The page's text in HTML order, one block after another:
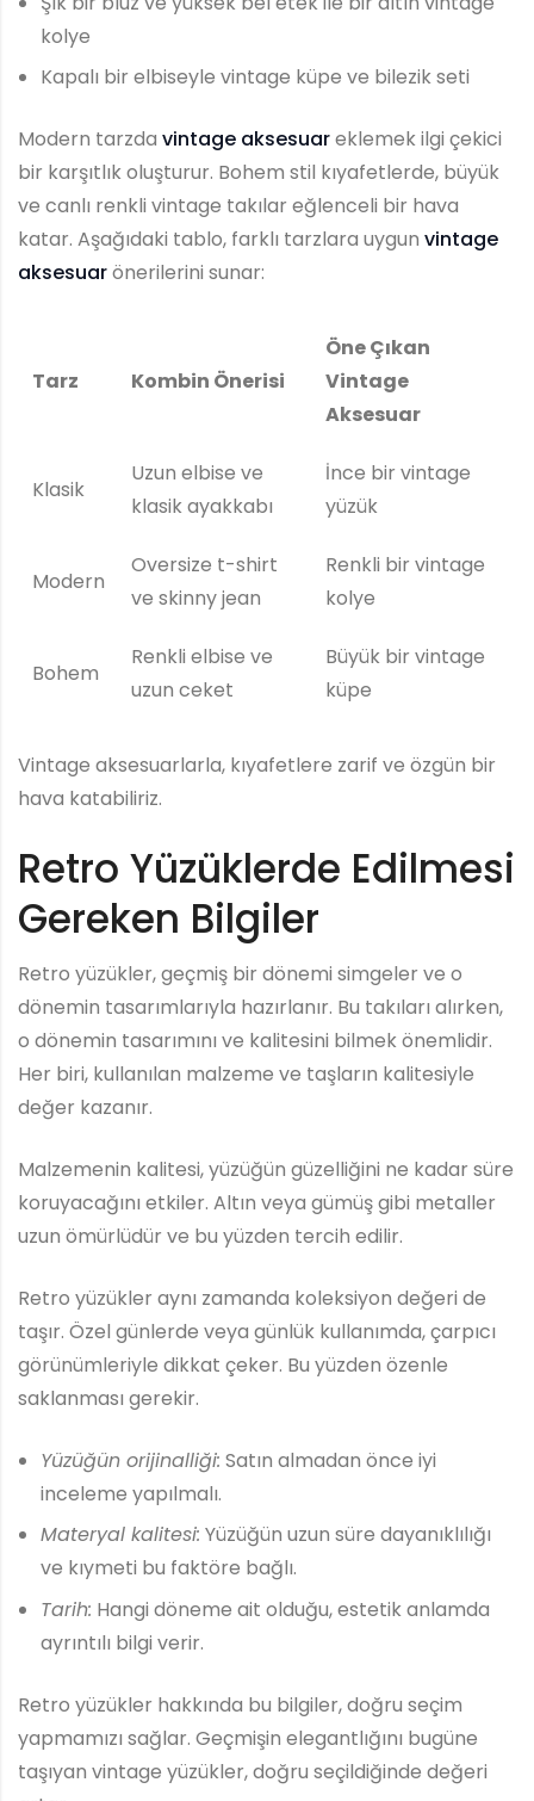
kolye
Kapalı bir elbiseyle vintage küpe ve bilezik seti
Modern tarzda vintage aksesuareklemek ilgi çekici
bir karşıtlık oluşturur. Bohem stil kıyafetlerde, büyük
ve canlı renkli vintage takılar eğlenceli bir hava
katar. Aşağıdaki tablo, farklı tarzlara uygun vintage
aksesuarönerilerini sunar:
Tarz Kombin Önerisi
Öne Çıkan
Vintage
Aksesuar
Klasik
Uzun elbise ve
klasik ayakkabı
İnce bir vintage
yüzük
Modern
Oversize t-shirt
ve skinny jean
Renkli bir vintage
kolye
Bohem
Renkli elbise ve
uzun ceket
Büyük bir vintage
küpe
Vintage aksesuarlarla, kıyafetlere zarif ve özgün bir
hava katabiliriz.
Retro Yüzüklerde Edilmesi
Gereken Bilgiler
Retro yüzükler, geçmiş bir dönemi simgeler ve o
dönemin tasarımlarıyla hazırlanır. Bu takıları alırken,
o dönemin tasarımını ve kalitesini bilmek önemlidir.
Her biri, kullanılan malzeme ve taşların kalitesiyle
değer kazanır.
Malzemenin kalitesi, yüzüğün güzelliğini ne kadar süre
koruyacağını etkiler. Altın veya gümüş gibi metaller
uzun ömürlüdür ve bu yüzden tercih edilir.
Retro yüzükler aynı zamanda koleksiyon değeri de
taşır. Özel günlerde veya günlük kullanımda, çarpıcı
görünümleriyle dikkat çeker. Bu yüzden özenle
saklanması gerekir.
Yüzüğün orijinalliği: Satın almadan önce iyi
inceleme yapılmalı.
Materyal kalitesi: Yüzüğün uzun süre dayanıklılığı
ve kıymeti bu faktöre bağlı.
Tarih: Hangi döneme ait olduğu, estetik anlamda
ayrıntılı bilgi verir.
Retro yüzükler hakkında bu bilgiler, doğru seçim
yapmamızı sağlar. Geçmişin elegantlığını bugüne
taşıyan vintage yüzükler, doğru seçildiğinde değeri